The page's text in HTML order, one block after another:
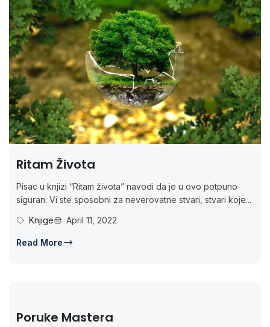
Ritam Života
Pisac u knjizi “Ritam života” navodi da je u ovo potpuno
siguran: Vi ste sposobni za neverovatne stvari, stvari koje...
Knjige
April 11, 2022
Read More
Poruke Mastera